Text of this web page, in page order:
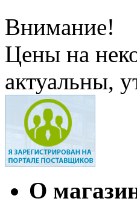
Внимание!
Цены на
актуальны,
О